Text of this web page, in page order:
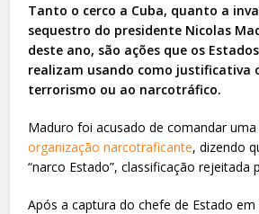
Tanto o cerco a Cuba, quanto a
sequestro do presidente Nicolas
deste ano, são ações que os
realizam usando como justificativa
terrorismo ou ao narcotráfico.
Maduro foi acusado de comandar uma
organização narcotraficante, dizendo
“narco Estado”, classificação rejeitada
Após a captura do chefe de Estado em